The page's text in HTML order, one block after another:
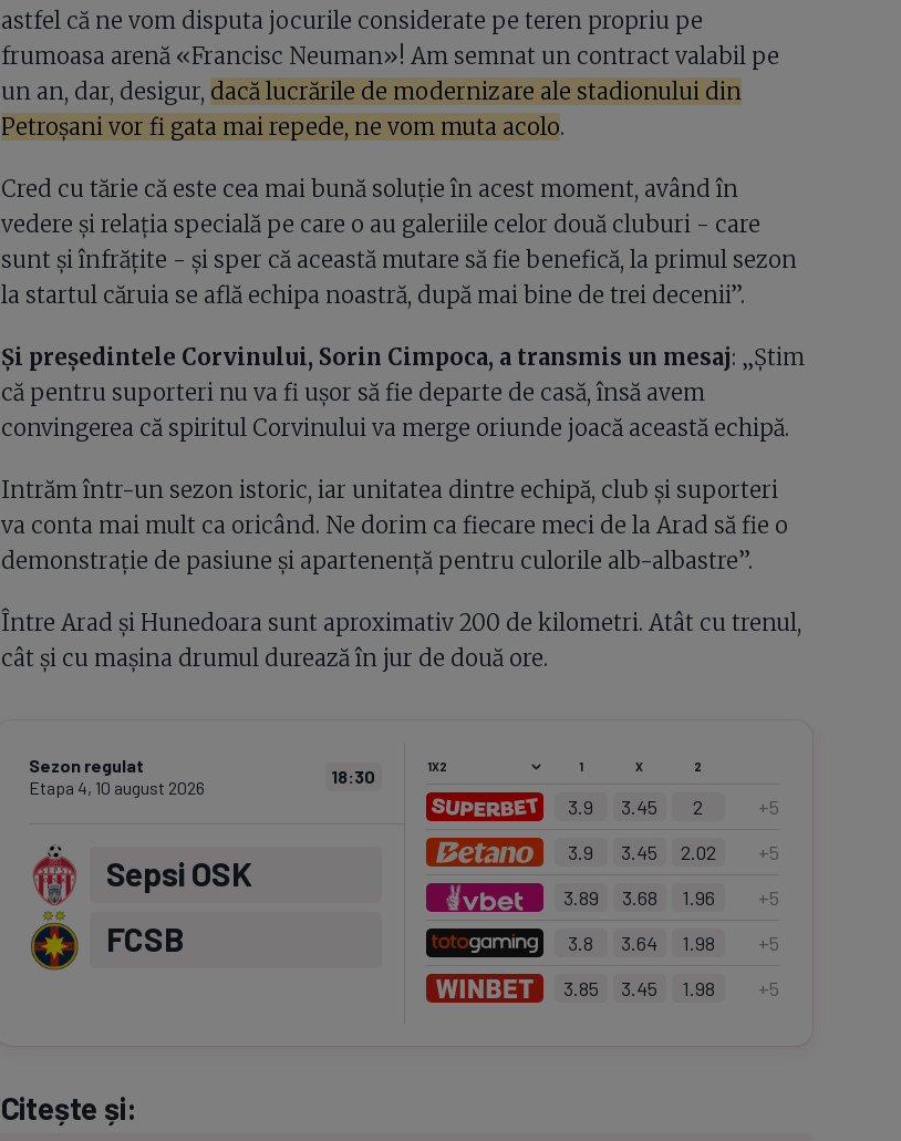
astfel că ne vom disputa jocurile considerate pe teren propriu pe
frumoasa arenă «Francisc Neuman»! Am semnat un contract valabil pe
un an, dar, desigur, dacă lucrările de modernizare ale stadionului din
Petroșani vor fi gata mai repede, ne vom muta acolo.
Cred cu tărie că este cea mai bună soluție în acest moment, având în
vedere și relația specială pe care o au galeriile celor două cluburi - care
sunt și înfrățite - și sper că această mutare să fie benefică, la primul sezon
la startul căruia se află echipa noastră, după mai bine de trei decenii”.
Și președintele Corvinului, Sorin Cimpoca, a transmis un mesaj: „Știm
că pentru suporteri nu va fi ușor să fie departe de casă, însă avem
convingerea că spiritul Corvinului va merge oriunde joacă această echipă.
Intrăm într-un sezon istoric, iar unitatea dintre echipă, club și suporteri
va conta mai mult ca oricând. Ne dorim ca fiecare meci de la Arad să fie o
demonstrație de pasiune și apartenență pentru culorile alb-albastre”.
Între Arad și Hunedoara sunt aproximativ 200 de kilometri. Atât cu trenul,
cât și cu mașina drumul durează în jur de două ore.
Sezon regulat
Etapa 4, 10 august 2026
18:30
Sepsi OSK
FCSB
1 X 2
3.9 3.45 2 +5
3.9
3.45 2.02 +5
3.89
3.68 1.96 +5
3.8
3.64 1.98 +5
3.85
3.45 1.98 +5
Citește și: